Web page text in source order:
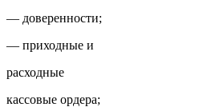
— доверенности;
— приходные и
расходные
кассовые ордера;